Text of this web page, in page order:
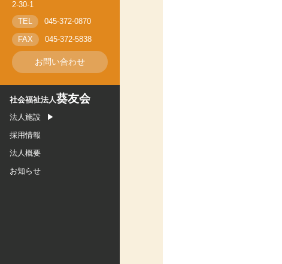
2-30-1
TEL
045-372-0870
FAX 045-372-5838
お問い合わせ
社会福祉法人葵友会
法人施設
採用情報
法人概要
お知らせ